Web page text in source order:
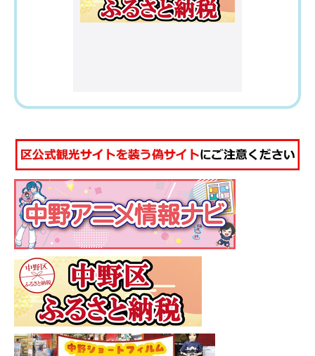
魅
力
バ
ナ
ー
エ
リ